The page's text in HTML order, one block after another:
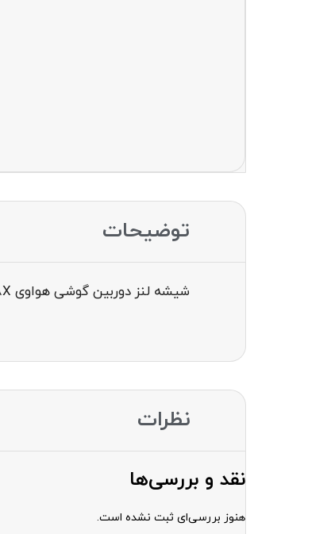
توضیحات
شیشه لنز دوربین گوشی هواوی GLASS CAM HUAWEI HONOR 8X
نظرات
نقد و بررسی‌ها
هنوز بررسی‌ای ثبت نشده است.